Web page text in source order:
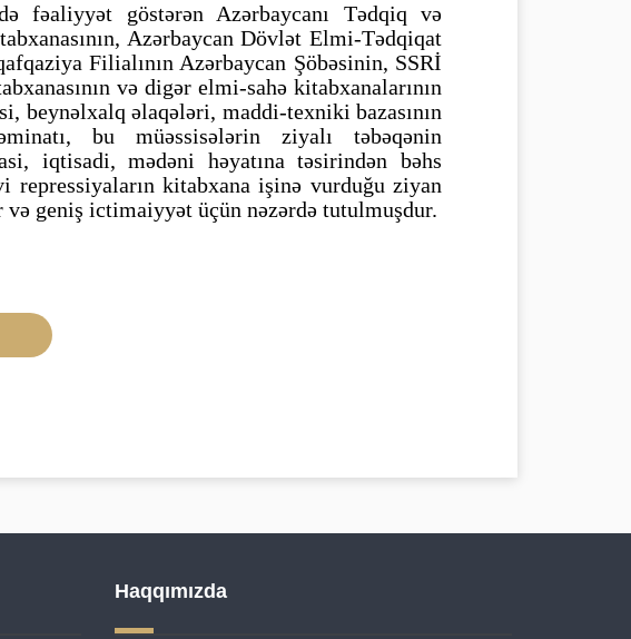
fəaliyyət göstərən Azərbaycanı Tədqiq və
Azərbaycan Dövlət Elmi-Tədqiqat
Filialının Azərbaycan Şöbəsinin, SSRİ
və digər elmi-sahə kitabxanalarının
beynəlxalq əlaqələri, maddi-texniki bazasının
bu müəssisələrin ziyalı təbəqənin
iqtisadi, mədəni həyatına təsirindən bəhs
kitabxana işinə vurduğu ziyan
və geniş ictimaiyyət üçün nəzərdə tutulmuşdur.
Haqqımızda